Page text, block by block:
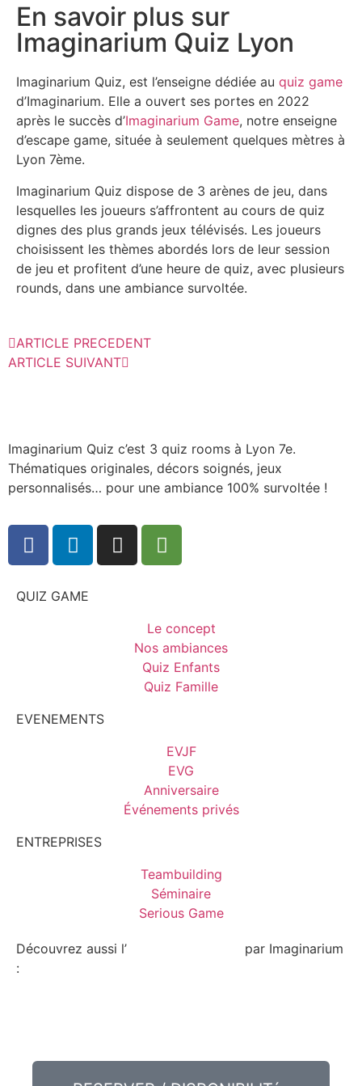
En savoir plus sur
Imaginarium Quiz Lyon
Imaginarium Quiz, est l’enseigne dédiée au quiz game
d’Imaginarium. Elle a ouvert ses portes en 2022
après le succès d’Imaginarium Game, notre enseigne
d’escape game, située à seulement quelques mètres à
Lyon 7ème.
Imaginarium Quiz dispose de 3 arènes de jeu, dans
lesquelles les joueurs s’affrontent au cours de quiz
dignes des plus grands jeux télévisés. Les joueurs
choisissent les thèmes abordés lors de leur session
de jeu et profitent d’une heure de quiz, avec plusieurs
rounds, dans une ambiance survoltée.
ARTICLE PRECEDENT
ARTICLE SUIVANT
Imaginarium Quiz c’est 3 quiz rooms à Lyon 7e.
Thématiques originales, décors soignés, jeux
personnalisés… pour une ambiance 100% survoltée !
QUIZ GAME
Le concept
Nos ambiances
Quiz Enfants
Quiz Famille
EVENEMENTS
EVJF
EVG
Anniversaire
Événements privés
ENTREPRISES
Teambuilding
Séminaire
Serious Game
Découvrez aussi l’escape game Lyon
par Imaginarium
: